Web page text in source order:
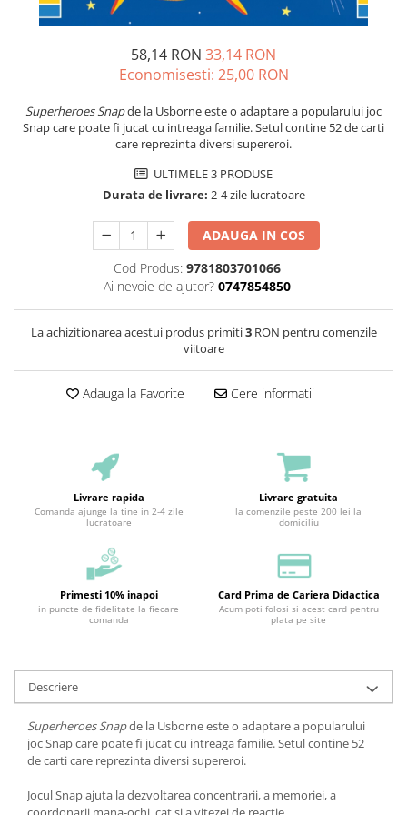
58,14 RON33,14 RON
Economisesti: 25,00 RON
Superheroes Snapde la Usborne este o adaptare a popularului joc
Snap care poate fi jucat cu intreaga familie. Setul contine 52 de carti
care reprezinta diversi supereroi.
ULTIMELE 3 PRODUSE
Durata de livrare: 2-4 zile lucratoare
ADAUGA IN COS
Cod Produs: 9781803701066
Ai nevoie de ajutor? 0747854850
La achizitionarea acestui produs primiti3RON pentru comenzile
viitoare
Adauga la Favorite Cere informatii
Livrare rapida
Comanda ajunge la tine in 2-4 zile
lucratoare
Livrare gratuita
la comenzile peste 200 lei la
domiciliu
Primesti 10% inapoi
in puncte de fidelitate la fiecare
comanda
Card Prima de Cariera Didactica
Acum poti folosi si acest card pentru
plata pe site
Descriere
Superheroes Snapde la Usborne este o adaptare a popularului
joc Snap care poate fi jucat cu intreaga familie. Setul contine 52
de carti care reprezinta diversi supereroi.
Jocul Snap ajuta la dezvoltarea concentrarii, a memoriei, a